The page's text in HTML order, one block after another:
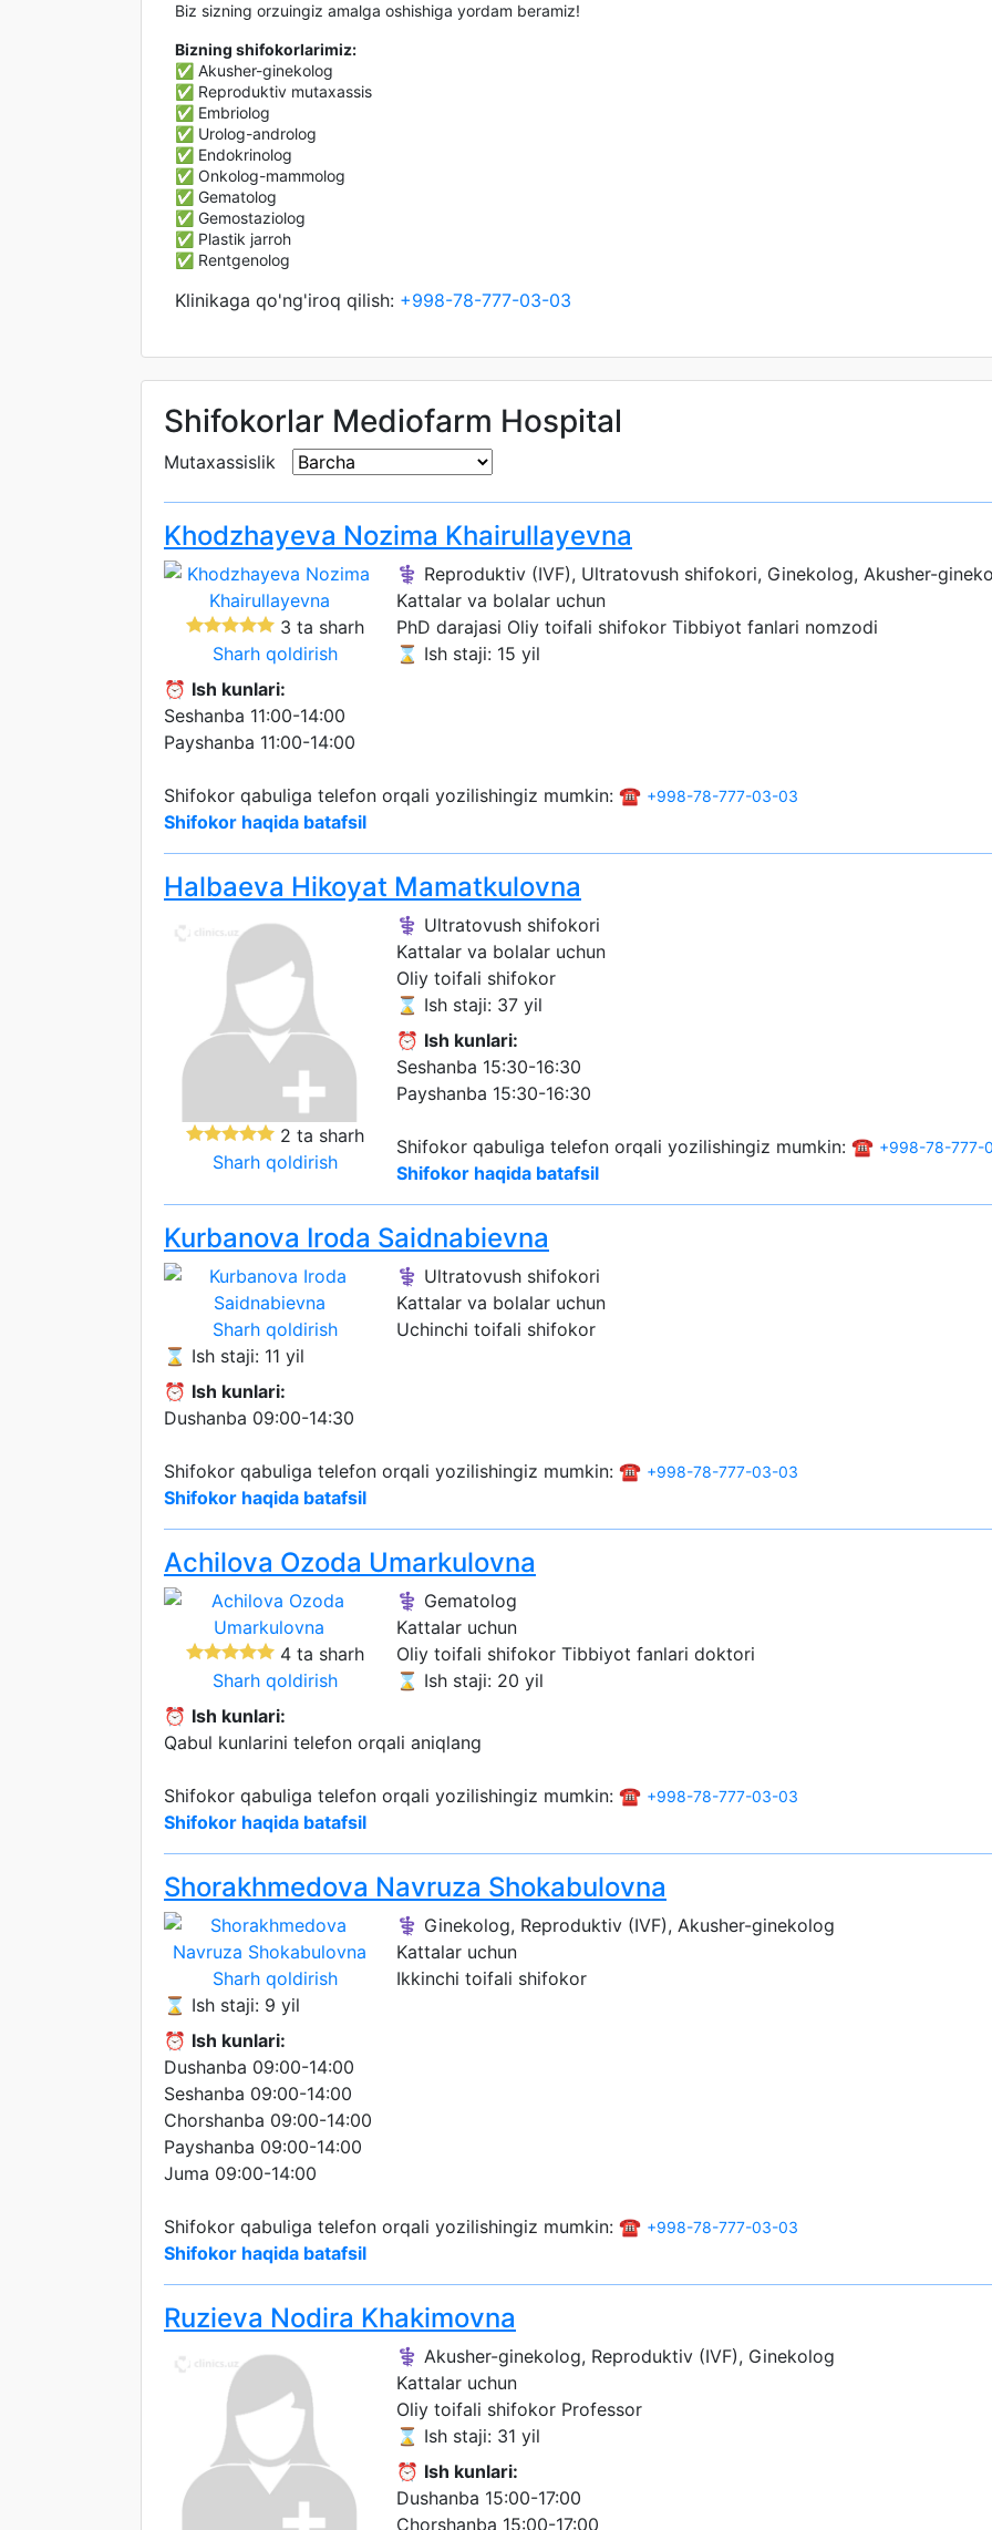
Biz sizning orzuingiz amalga oshishiga yordam beramiz!
Bizning shifokorlarimiz:
✅ Akusher-ginekolog
✅ Reproduktiv mutaxassis
✅ Embriolog
✅ Urolog-androlog
✅ Endokrinolog
✅ Onkolog-mammolog
✅ Gematolog
✅ Gemostaziolog
✅ Plastik jarroh
✅ Rentgenolog
Klinikaga qo'ng'iroq qilish: +998-78-777-03-03
Shifokorlar Mediofarm Hospital
Mutaxassislik
Khodzhayeva Nozima Khairullayevna
3 ta sharh
Sharh qoldirish
⚕️ Reproduktiv (IVF), Ultratovush shifokori, Ginekolog, Akusher-
Kattalar va bolalar uchun
PhD darajasi Oliy toifali shifokor Tibbiyot fanlari nomzodi
⌛ Ish staji: 15 yil
⏰ Ish kunlari:
Seshanba 11:00-14:00
Payshanba 11:00-14:00
Shifokor qabuliga telefon orqali yozilishingiz mumkin: ☎️ +998-78-777-03-03
Shifokor haqida batafsil
Halbaeva Hikoyat Mamatkulovna
2 ta sharh
Sharh qoldirish
⚕️ Ultratovush shifokori
Kattalar va bolalar uchun
Oliy toifali shifokor
⌛ Ish staji: 37 yil
⏰ Ish kunlari:
Seshanba 15:30-16:30
Payshanba 15:30-16:30
Shifokor qabuliga telefon orqali yozilishingiz mumkin: ☎️ +998-78-777-
Shifokor haqida batafsil
Kurbanova Iroda Saidnabievna
Sharh qoldirish
⚕️ Ultratovush shifokori
Kattalar va bolalar uchun
Uchinchi toifali shifokor
⌛ Ish staji: 11 yil
⏰ Ish kunlari:
Dushanba 09:00-14:30
Shifokor qabuliga telefon orqali yozilishingiz mumkin: ☎️ +998-78-777-03-03
Shifokor haqida batafsil
Achilova Ozoda Umarkulovna
4 ta sharh
Sharh qoldirish
⚕️ Gematolog
Kattalar uchun
Oliy toifali shifokor Tibbiyot fanlari doktori
⌛ Ish staji: 20 yil
⏰ Ish kunlari:
Qabul kunlarini telefon orqali aniqlang
Shifokor qabuliga telefon orqali yozilishingiz mumkin: ☎️ +998-78-777-03-03
Shifokor haqida batafsil
Shorakhmedova Navruza Shokabulovna
Sharh qoldirish
⚕️ Ginekolog, Reproduktiv (IVF), Akusher-ginekolog
Kattalar uchun
Ikkinchi toifali shifokor
⌛ Ish staji: 9 yil
⏰ Ish kunlari:
Dushanba 09:00-14:00
Seshanba 09:00-14:00
Chorshanba 09:00-14:00
Payshanba 09:00-14:00
Juma 09:00-14:00
Shifokor qabuliga telefon orqali yozilishingiz mumkin: ☎️ +998-78-777-03-03
Shifokor haqida batafsil
Ruzieva Nodira Khakimovna
⚕️ Akusher-ginekolog, Reproduktiv (IVF), Ginekolog
Kattalar uchun
Oliy toifali shifokor Professor
⌛ Ish staji: 31 yil
⏰ Ish kunlari:
Dushanba 15:00-17:00
Chorshanba 15:00-17:00